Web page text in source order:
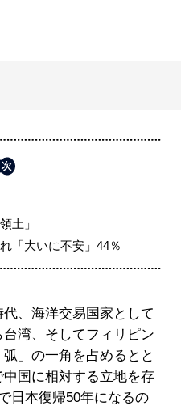
土」
「大いに不安」44％
、海洋交易国家として
湾、そしてフィリピン
」の一角を占めるとと
国に相対する立地を存
日本復帰50年になるの